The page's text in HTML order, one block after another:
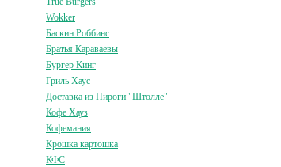
Wokker
Баскин Роббинс
Братья Караваевы
Бургер Кинг
Гриль Хаус
Доставка из Пироги "Штолле"
Кофе Хауз
Кофемания
Крошка картошка
КФС